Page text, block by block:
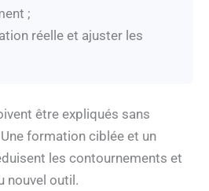
;
réelle et ajuster les
être expliqués sans
formation ciblée et un
les contournements et
nouvel outil.